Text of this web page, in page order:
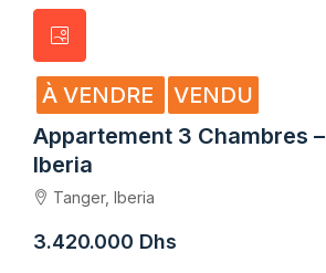
À VENDRE
VENDU
Appartement 3 Chambres
Iberia
Tanger, Iberia
3.420.000 Dhs